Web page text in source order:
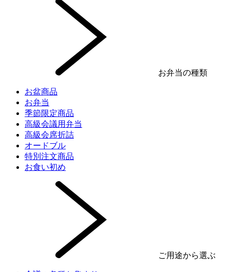
お弁当の種類
お盆商品
お弁当
季節限定商品
高級会議用弁当
高級会席折詰
オードブル
特別注文商品
お食い初め
ご用途から選ぶ